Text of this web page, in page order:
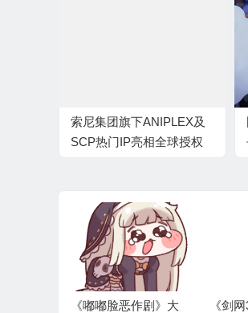
索尼集团旗下ANIPLEX及
SCP热门IP亮相全球授权
《嘟嘟脸恶作剧》大
《剑